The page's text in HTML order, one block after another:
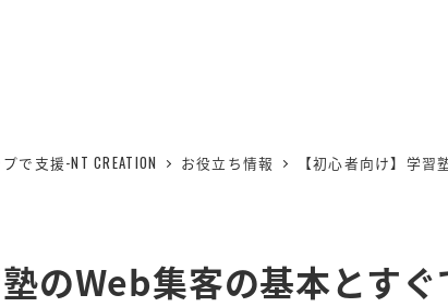
支援-NT CREATION お役立ち情報 【初心者向け】学習
塾のWeb集客の基本とす